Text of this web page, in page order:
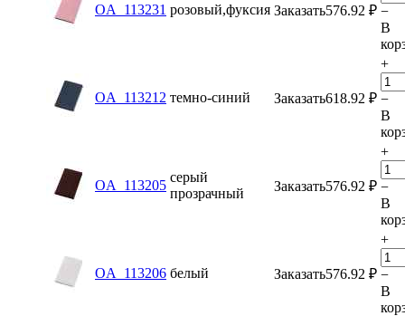
OA_113231 розовый,фуксия Заказать576.92 ₽ −
В
OA_113212 темно-синий Заказать618.92 ₽
+
−
В
OA_113205
серый
прозрачный
Заказать576.92 ₽
+
−
В
OA_113206 белый Заказать576.92 ₽
+
−
В